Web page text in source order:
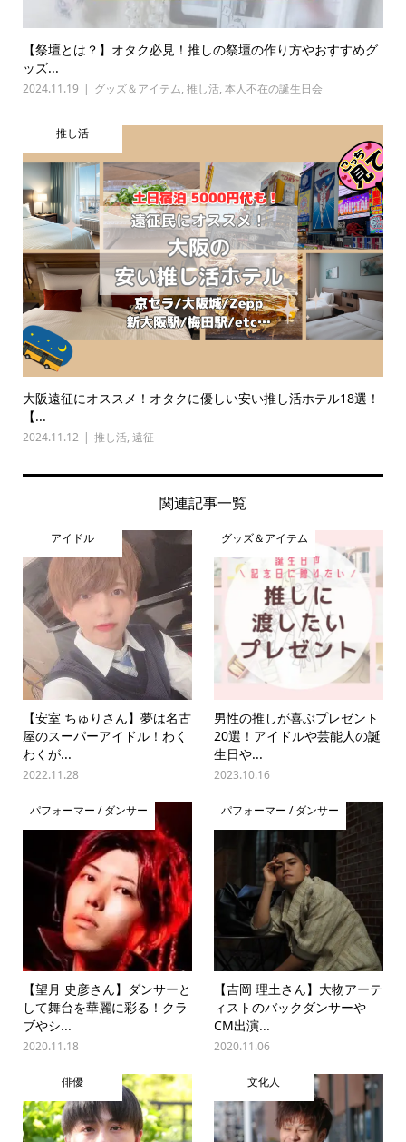
【祭壇とは？】オタク必見！推しの祭壇の作り方やおすすめグ
ッズ...
2024.11.19 グッズ＆アイテム, 推し活, 本人不在の誕生日会
推し活
大阪遠征にオススメ！オタクに優しい安い推し活ホテル18選！
【...
2024.11.12 推し活, 遠征
関連記事一覧
アイドル
【安室 ちゅりさん】夢は名古
屋のスーパーアイドル！わく
わくが...
2022.11.28
グッズ＆アイテム
男性の推しが喜ぶプレゼント
20選！アイドルや芸能人の誕
生日や...
2023.10.16
パフォーマー / ダンサー
【望月 史彦さん】ダンサーと
して舞台を華麗に彩る！クラ
ブやシ...
2020.11.18
パフォーマー / ダンサー
【吉岡 理土さん】大物アーテ
ィストのバックダンサーや
CM出演...
2020.11.06
俳優 文化人